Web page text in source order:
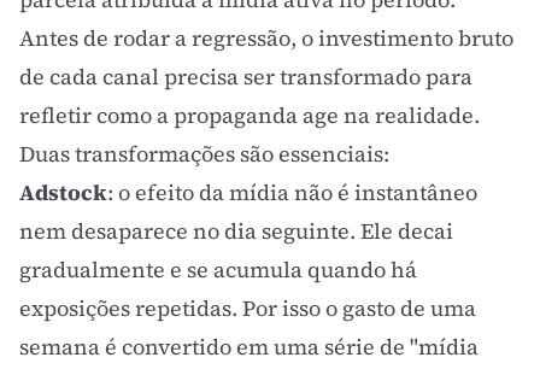
Antes de rodar a regressão, o investimento bruto
de cada canal precisa ser transformado para
refletir como a propaganda age na realidade.
Duas transformações são essenciais:
Adstock: o efeito da mídia não é instantâneo
nem desaparece no dia seguinte. Ele decai
gradualmente e se acumula quando há
exposições repetidas. Por isso o gasto de uma
semana é convertido em uma série de "mídia